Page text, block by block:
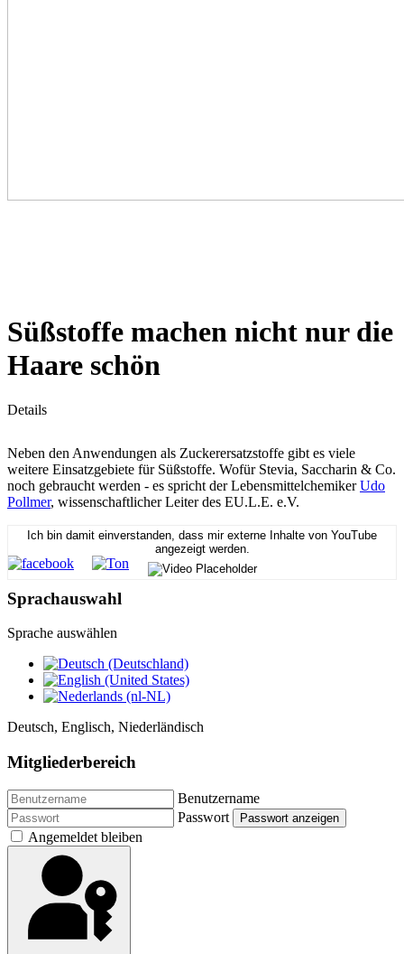
Süßstoffe machen nicht nur die
Haare schön
Details
Neben den Anwendungen als Zuckerersatzstoffe gibt es viele
weitere Einsatzgebiete für Süßstoffe. Wofür Stevia, Saccharin & Co.
noch gebraucht werden - es spricht der LebensmittelchemikerUdo
Pollmer, wissenschaftlicher Leiter des EU.L.E. e.V.
Ich bin damit einverstanden, dass mir externe Inhalte von YouTube
angezeigt werden.
Sprachauswahl
Sprache auswählen
Deutsch, Englisch, Niederländisch
Mitgliederbereich
Benutzername
Passwort
Passwort anzeigen
Angemeldet bleiben